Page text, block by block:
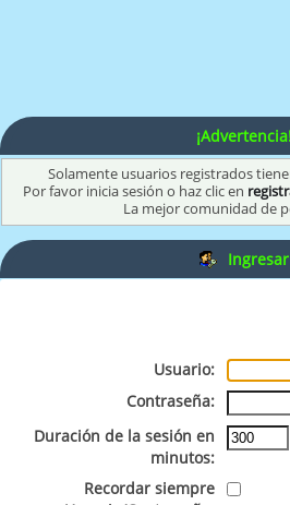
Solamente usuarios registrados
Por favor inicia sesión o haz clic en
La mejor comunidad de
Ingresar
Usuario:
Contraseña:
Duración de la sesión en
minutos:
Recordar siempre